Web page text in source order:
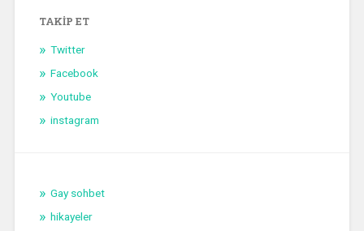
TAKIP ET
Twitter
Facebook
Youtube
instagram
Gay sohbet
hikayeler